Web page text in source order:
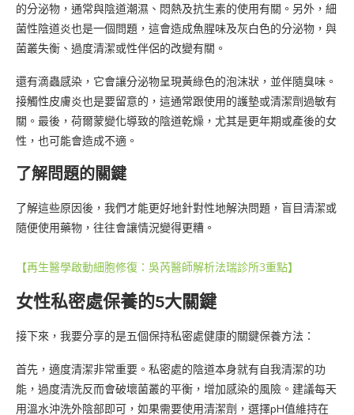
的分泌物，通常與陰道潮濕、悶熱及抗生素的使用有關。另外，細
菌性陰道炎也是一個問題，這會造成魚腥味及灰白色的分泌物，與
菌叢失衡、過度清潔或性伴侶的改變有關。
還有滴蟲感染，它會讓分泌物呈現黃綠色的泡沫狀，並伴隨臭味。
接觸性皮膚炎也是要留意的，這通常跟使用的護墊或清潔劑過敏有
關。最後，荷爾蒙變化導致的陰道乾燥，尤其是更年期或產後的女
性，也可能會造成不適。
了解問題的關鍵
了解這些原因後，我們才能更好地針對性地解決問題，盲目清潔或
隨便使用藥物，往往會讓情況變得更糟。
【再生醫學啟動細胞修復：吳芮醫師解析法瑞診所3重點】
女性私密處保養的5大關鍵
接下來，我要分享的是五個保持私密處健康的關鍵保養方法：
首先，適度清潔非常重要。私密處的陰道本身就有自我清潔的功
能，過度清洗反而會破壞菌叢的平衡，增加感染的風險。建議每天
用溫水沖洗外陰部即可，如果需要使用清潔劑，選擇pH值維持在